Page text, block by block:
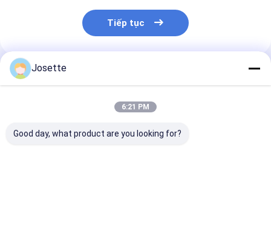
Tiếp tục
Sản Phẩm Khuyến Cáo
Josette
6:21 PM
Good day, what product are you looking for?